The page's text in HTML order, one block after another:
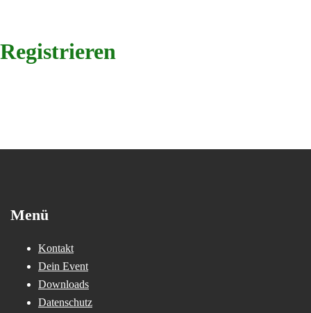
Registrieren
Menü
Kontakt
Dein Event
Downloads
Datenschutz